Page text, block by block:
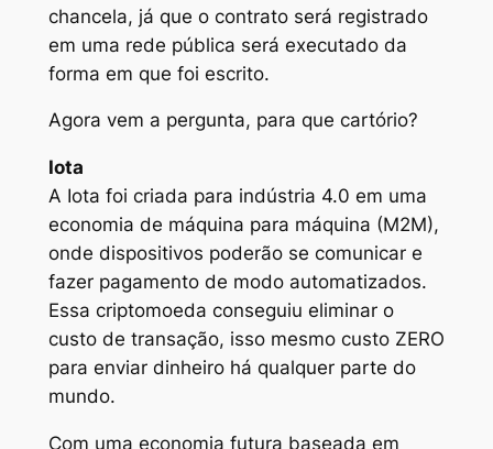
chancela, já que o contrato será registrado
em uma rede pública será executado da
forma em que foi escrito.
Agora vem a pergunta, para que cartório?
Iota
A Iota foi criada para indústria 4.0 em uma
economia de máquina para máquina (M2M),
onde dispositivos poderão se comunicar e
fazer pagamento de modo automatizados.
Essa criptomoeda conseguiu eliminar o
custo de transação, isso mesmo custo ZERO
para enviar dinheiro há qualquer parte do
mundo.
Com uma economia futura baseada em